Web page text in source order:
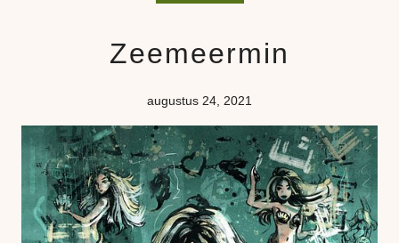
Zeemeermin
augustus 24, 2021